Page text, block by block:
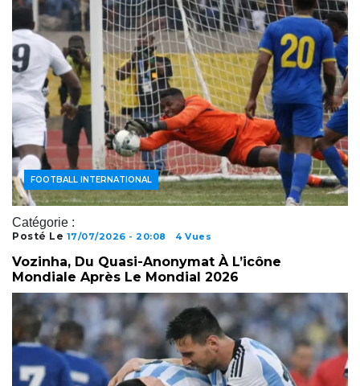
Catégorie :
ACTUALITÉS FOOTBALL
FOOTBALL INTERNATIONAL
Posté Le 17/07/2026 - 20:08 4 Vues
Vozinha, Du Quasi-Anonymat À L’icône
Mondiale Après Le Mondial 2026